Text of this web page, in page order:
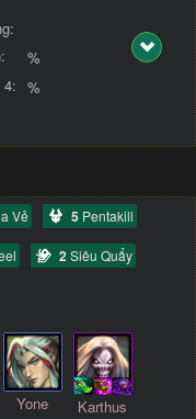
%
4: %
Vẻ 5 Pentakill
2Siêu Quẩy
Yone Karthus